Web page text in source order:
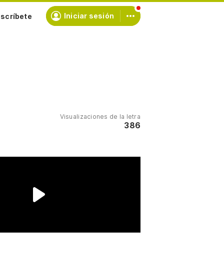
Iniciar sesión
Visualizaciones de la letra
386